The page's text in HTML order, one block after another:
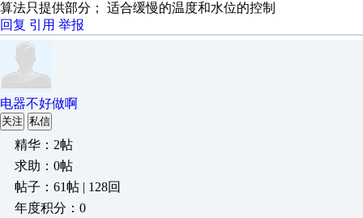
算法只提供部分； 适合缓慢的温度和水位的控制
回复 引用 举报
电器不好做啊
关注 私信
精华：2帖
求助：0帖
帖子：61帖 | 128回
年度积分：0